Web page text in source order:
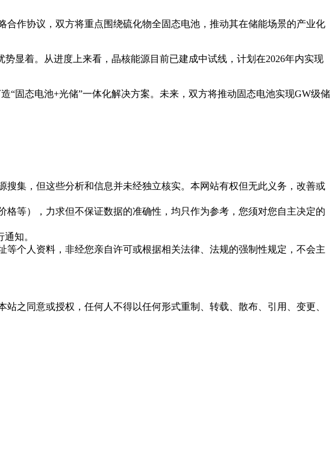
作协议，双方将重点围绕硫化物全固态电池，推动其在储能场景的产业化
显着。从进度上来看，晶核能源目前已建成中试线，计划在2026年内实现
固态电池+光储”一体化解决方案。未来，双方将推动固态电池实现GW级储
搜集，但这些分析和信息并未经独立核实。本网站有权但无此义务，改善或
格等），力求但不保证数据的准确性，均只作为参考，您须对您自主决定的
知。
等个人资料，非经您亲自许可或根据相关法律、法规的强制性规定，不会主
站之同意或授权，任何人不得以任何形式重制、转载、散布、引用、变更、